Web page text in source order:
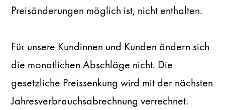
Preisänderungen möglich ist, nicht enthalten.
Für unsere Kundinnen und Kunden ändern sich
die monatlichen Abschläge nicht. Die
gesetzliche Preissenkung wird mit der nächsten
Jahresverbrauchsabrechnung verrechnet.